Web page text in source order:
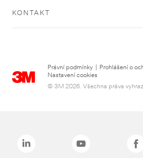
KONTAKT
Právní podmínky Prohlášení o
Nastavení cookies
© 3M 2026. Všechna práva